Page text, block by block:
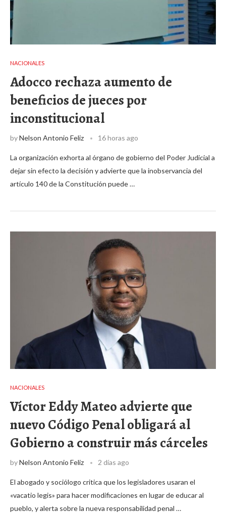
NACIONALES
Adocco rechaza aumento de
beneficios de jueces por
inconstitucional
byNelson Antonio Feliz 16 horas ago
La organización exhorta al órgano de gobierno del Poder Judicial a
dejar sin efecto la decisión y advierte que la inobservancia del
artículo 140 de la Constitución puede …
NACIONALES
Víctor Eddy Mateo advierte que
nuevo Código Penal obligará al
Gobierno a construir más cárceles
byNelson Antonio Feliz 2 días ago
El abogado y sociólogo critica que los legisladores usaran el
«vacatio legis» para hacer modificaciones en lugar de educar al
pueblo, y alerta sobre la nueva responsabilidad penal …